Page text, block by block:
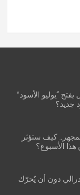
“يوليو الأسود”
جديد؟
كيف ستؤثر
هذا الأسبوع؟
دون أن يُحرّك